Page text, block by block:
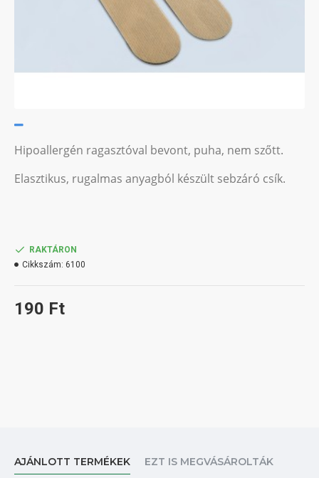
Hipoallergén ragasztóval bevont, puha, nem szőtt.
Elasztikus, rugalmas anyagból készült sebzáró csík.
190 Ft
RAKTÁRON
Cikkszám: 6100
AJÁNLOTT TERMÉKEK EZT IS MEGVÁSÁROLTÁK